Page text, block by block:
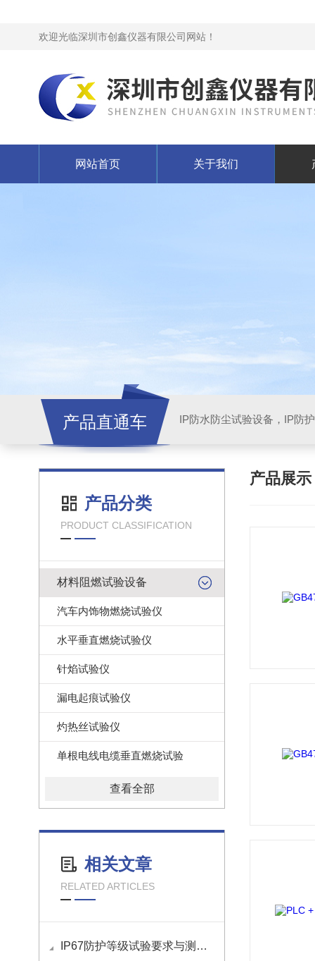
欢迎光临深圳市创鑫仪器有限公司网站！
网站首页 关于我们
产品直通车
产品分类
PRODUCT CLASSIFICATION
材料阻燃试验设备
汽车内饰物燃烧试验仪
水平垂直燃烧试验仪
针焰试验仪
漏电起痕试验仪
灼热丝试验仪
单根电线电缆垂直燃烧试验
查看全部
相关文章
RELATED ARTICLES
IP67防护等级试验要求与测试方法
产品展示